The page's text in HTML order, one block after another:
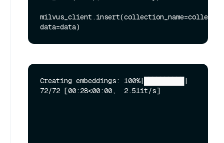
Creating embeddings: 100%|██████████|
72/72 [00:28<00:00,  2.51it/s]